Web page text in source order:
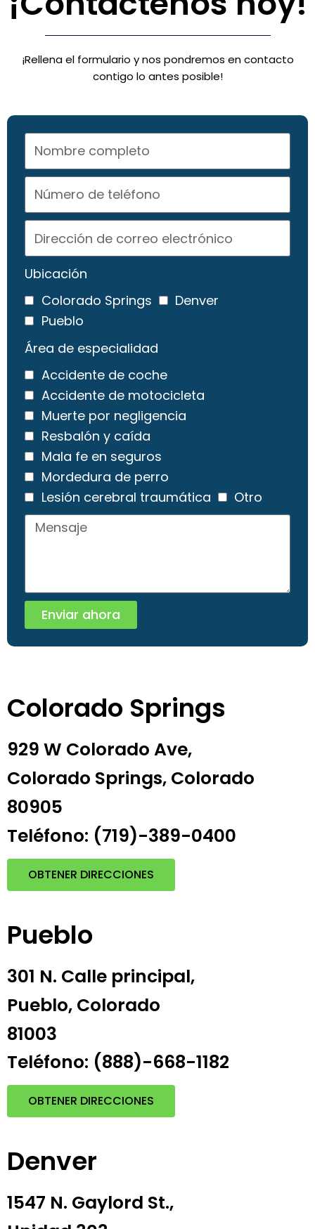
¡Rellena el formulario y nos pondremos en contacto
contigo lo antes posible!
Ubicación
Colorado Springs
Denver
Pueblo
Área de especialidad
Accidente de coche
Accidente de motocicleta
Muerte por negligencia
Resbalón y caída
Mala fe en seguros
Mordedura de perro
Lesión cerebral traumática
Otro
Enviar ahora
Colorado Springs
929 W Colorado Ave,
Colorado Springs, Colorado
80905
Teléfono: (719)-389-0400
OBTENER DIRECCIONES
Pueblo
301 N. Calle principal,
Pueblo, Colorado
81003
Teléfono: (888)-668-1182
OBTENER DIRECCIONES
Denver
1547 N. Gaylord St.,